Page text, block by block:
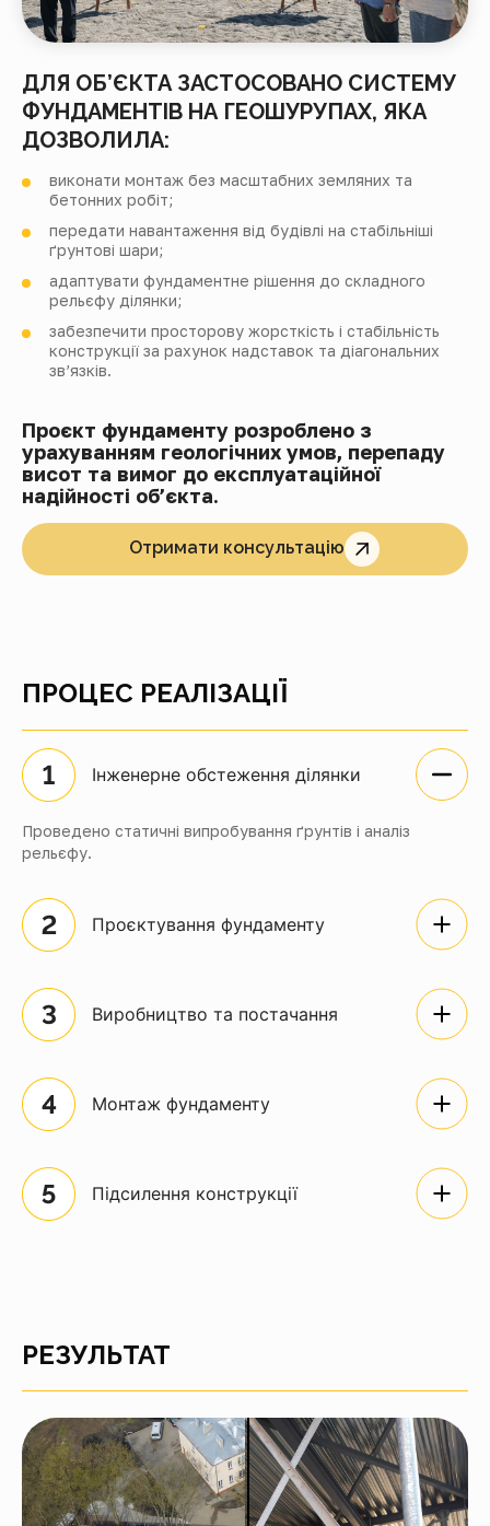
ДЛЯ ОБ’ЄКТА ЗАСТОСОВАНО СИСТЕМУ
ФУНДАМЕНТІВ НА ГЕОШУРУПАХ, ЯКА
ДОЗВОЛИЛА:
виконати монтаж без масштабних земляних та
бетонних робіт;
передати навантаження від будівлі на стабільніші
ґрунтові шари;
адаптувати фундаментне рішення до складного
рельєфу ділянки;
забезпечити просторову жорсткість і стабільність
конструкції за рахунок надставок та діагональних
зв’язків.
Проєкт фундаменту розроблено з
урахуванням геологічних умов, перепаду
висот та вимог до експлуатаційної
надійності об’єкта.
Отримати консультацію
ПРОЦЕС РЕАЛІЗАЦІЇ
Інженерне обстеження ділянки
Проведено статичні випробування ґрунтів і аналіз
рельєфу.
Проєктування фундаменту
Виробництво та постачання
Монтаж фундаменту
Підсилення конструкції
РЕЗУЛЬТАТ